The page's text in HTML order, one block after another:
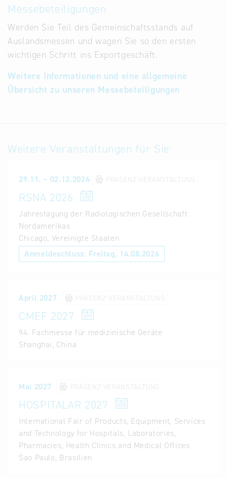
Messebeteiligungen
Werden Sie Teil des Gemeinschaftsstands auf
Auslandsmessen und wagen Sie so den ersten
wichtigen Schritt ins Exportgeschäft.
Weitere Informationen und eine allgemeine
Übersicht zu unseren Messebeteiligungen
Weitere Veranstaltungen für Sie:
29.11. – 02.12.2026 PRÄSENZ-VERANSTALTUNG
RSNA 2026
Jahrestagung der Radiologischen Gesellschaft
Nordamerikas
Chicago, Vereinigte Staaten
Anmeldeschluss: Freitag, 14.08.2026
April 2027 PRÄSENZ-VERANSTALTUNG
CMEF 2027
94. Fachmesse für medizinische Geräte
Shanghai, China
Mai 2027 PRÄSENZ-VERANSTALTUNG
HOSPITALAR 2027
International Fair of Products, Equipment, Services
and Technology for Hospitals, Laboratories,
Pharmacies, Health Clinics and Medical Offices
Sao Paulo, Brasilien